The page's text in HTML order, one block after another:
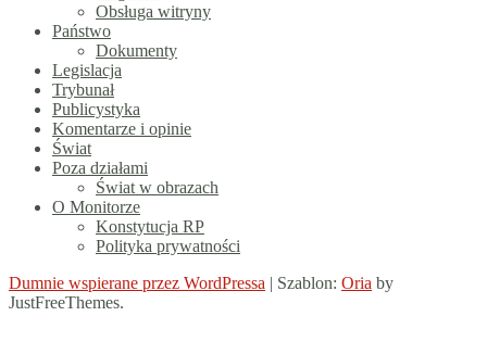
Obsługa witryny
Państwo
Dokumenty
Legislacja
Trybunał
Publicystyka
Komentarze i opinie
Świat
Poza działami
Świat w obrazach
O Monitorze
Konstytucja RP
Polityka prywatności
Dumnie wspierane przez WordPressa | Szablon: Oria by
JustFreeThemes.